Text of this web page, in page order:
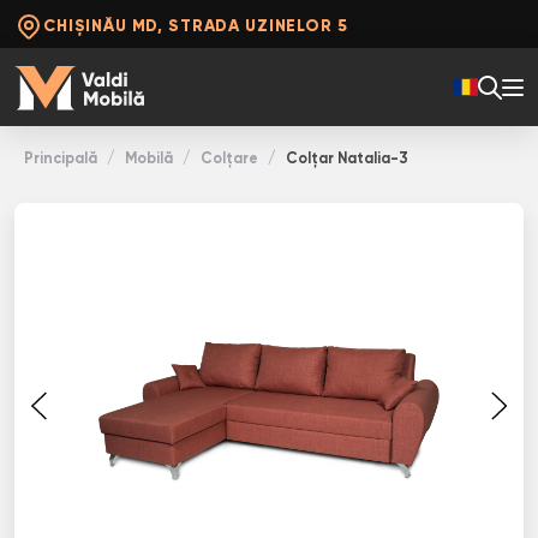
CHIȘINĂU MD, STRADA UZINELOR 5
Principală Mobilă Colţare Colţar Natalia-3